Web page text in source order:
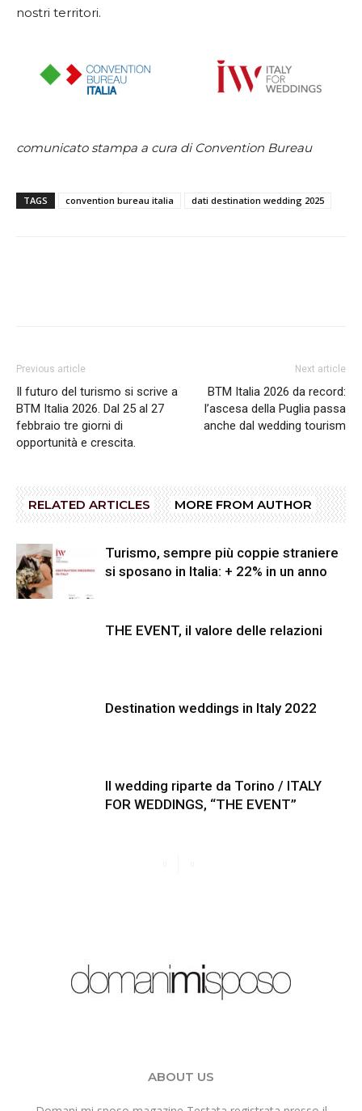
nostri territori.
comunicato stampa a cura di Convention Bureau
TAGS convention bureau italia dati destination wedding 2025
Previous article
Il futuro del turismo si scrive a
BTM Italia 2026. Dal 25 al 27
febbraio tre giorni di
opportunità e crescita.
Next article
BTM Italia 2026 da record:
l’ascesa della Puglia passa
anche dal wedding tourism
RELATED ARTICLES MORE FROM AUTHOR
Turismo, sempre più coppie straniere
si sposano in Italia: + 22% in un anno
THE EVENT, il valore delle relazioni
Destination weddings in Italy 2022
Il wedding riparte da Torino / ITALY
FOR WEDDINGS, “THE EVENT”
ABOUT US